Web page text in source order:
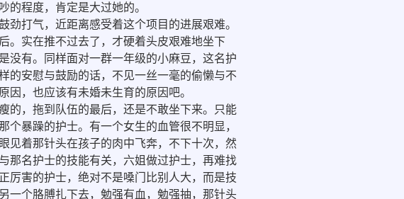
程度，肯定是大过她的。
打气，近距离感受着这个项目的进展艰难。
。实在推不过去了，才硬着头皮艰难地坐下
没有。同样面对一群一年级的小麻豆，这名护
的安慰与鼓励的话，不见一丝一毫的偷懒与不
，也应该有未婚未生育的原因吧。
的，拖到队伍的最后，还是不敢坐下来。只能
暴躁的护士。有一个女生的血管很不明显，
见着那针头在孩子的肉中飞奔，不下十次，然
那名护士的技能有关，六姐做过护士，再难找
厉害的护士，绝对不是嗓门比别人大，而是技
一个胳膊扎下去，勉强有血，勉强抽，那针头